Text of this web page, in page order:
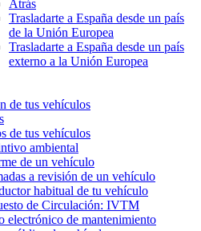
Atrás
Trasladarte a España desde un país
de la Unión Europea
Trasladarte a España desde un país
externo a la Unión Europea
de tus vehículos
de tus vehículos
ambiental
de un vehículo
a revisión de un vehículo
habitual de tu vehículo
de Circulación: IVTM
electrónico de mantenimiento